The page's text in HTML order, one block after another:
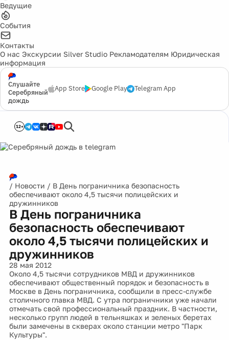
Ведущие
События
Контакты
О нас Экскурсии Silver Studio Рекламодателям Юридическая
информация
Слушайте
Серебряный
дождь
App Store Google Play Telegram App
12+
/ Новости / В День пограничника безопасность
обеспечивают около 4,5 тысячи полицейских и
дружинников
В День пограничника
безопасность обеспечивают
около 4,5 тысячи полицейских и
дружинников
28 мая 2012
Около 4,5 тысячи сотрудников МВД и дружинников
обеспечивают общественный порядок и безопасность в
Москве в День пограничника, сообщили в пресс-службе
столичного главка МВД. С утра пограничники уже начали
отмечать свой профессиональный праздник. В частности,
несколько групп людей в тельняшках и зеленых беретах
были замечены в скверах около станции метро "Парк
Культуры".